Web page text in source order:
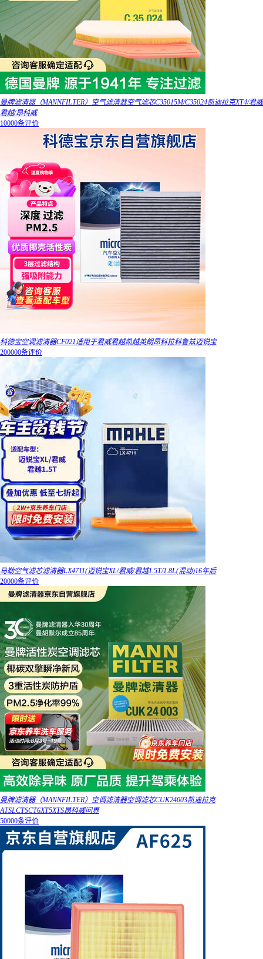
曼牌滤清器（MANNFILTER）空气滤清器空气滤芯C35015M/C35024凯迪拉克XT4/君威
君越/昂科威
10000条评价
科德宝空调滤清器CF021适用于君威君越凯越英朗昂科拉科鲁兹迈锐宝
200000条评价
马勒空气滤芯滤清器LX4711(迈锐宝XL/君威/君越1.5T/1.8L(混动)16年后
20000条评价
曼牌滤清器（MANNFILTER）空调滤清器空调滤芯CUK24003凯迪拉克
ATSLCTSCT6XT5XTS昂科威问界
50000条评价